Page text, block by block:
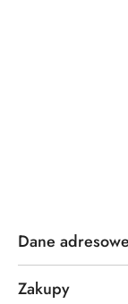
Pomiń
Dane adresowe
Zakupy